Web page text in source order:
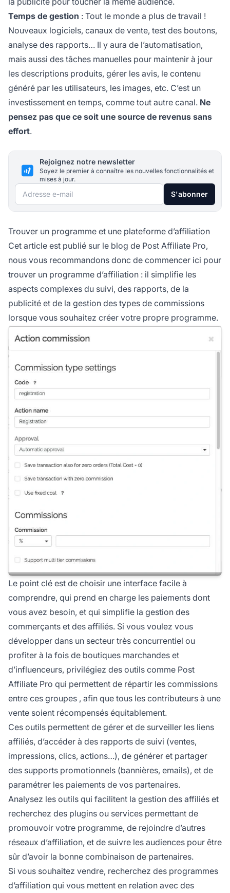
Temps de gestion : Tout le monde a plus de travail !
Nouveaux logiciels, canaux de vente, test des boutons,
analyse des rapports… Il y aura de l’automatisation,
mais aussi des tâches manuelles pour maintenir à jour
les descriptions produits, gérer les avis, le contenu
généré par les utilisateurs, les images, etc. C’est un
investissement en temps, comme tout autre canal. Ne
pensez pas que ce soit une source de revenus sans
effort.
Rejoignez notre newsletter
Soyez le premier à connaître les nouvelles fonctionnalités et
mises à jour.
Adresse e-mail S'abonner
Trouver un programme et une plateforme d’affiliation
Cet article est publié sur le blog de Post Affiliate Pro,
nous vous recommandons donc de commencer ici pour
trouver un programme d’affiliation : il simplifie les
aspects complexes du suivi, des rapports, de la
publicité et de la gestion des types de commissions
lorsque vous souhaitez créer votre propre programme.
Le point clé est de choisir une interface facile à
comprendre, qui prend en charge les paiements dont
vous avez besoin, et qui simplifie la gestion des
commerçants et des affiliés. Si vous voulez vous
développer dans un secteur très concurrentiel ou
profiter à la fois de boutiques marchandes et
d’influenceurs, privilégiez des outils comme Post
Affiliate Pro qui permettent de répartir les commissions
entre ces groupes , afin que tous les contributeurs à une
vente soient récompensés équitablement.
Ces outils permettent de gérer et de surveiller les liens
affiliés, d’accéder à des rapports de suivi (ventes,
impressions, clics, actions…), de générer et partager
des supports promotionnels (bannières, emails), et de
paramétrer les paiements de vos partenaires.
Analysez les outils qui facilitent la gestion des affiliés et
recherchez des plugins ou services permettant de
promouvoir votre programme, de rejoindre d’autres
réseaux d’affiliation, et de suivre les audiences pour être
sûr d’avoir la bonne combinaison de partenaires.
Si vous souhaitez vendre, recherchez des programmes
d’affiliation qui vous mettent en relation avec des